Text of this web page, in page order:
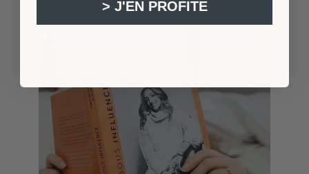
> J'EN PROFITE